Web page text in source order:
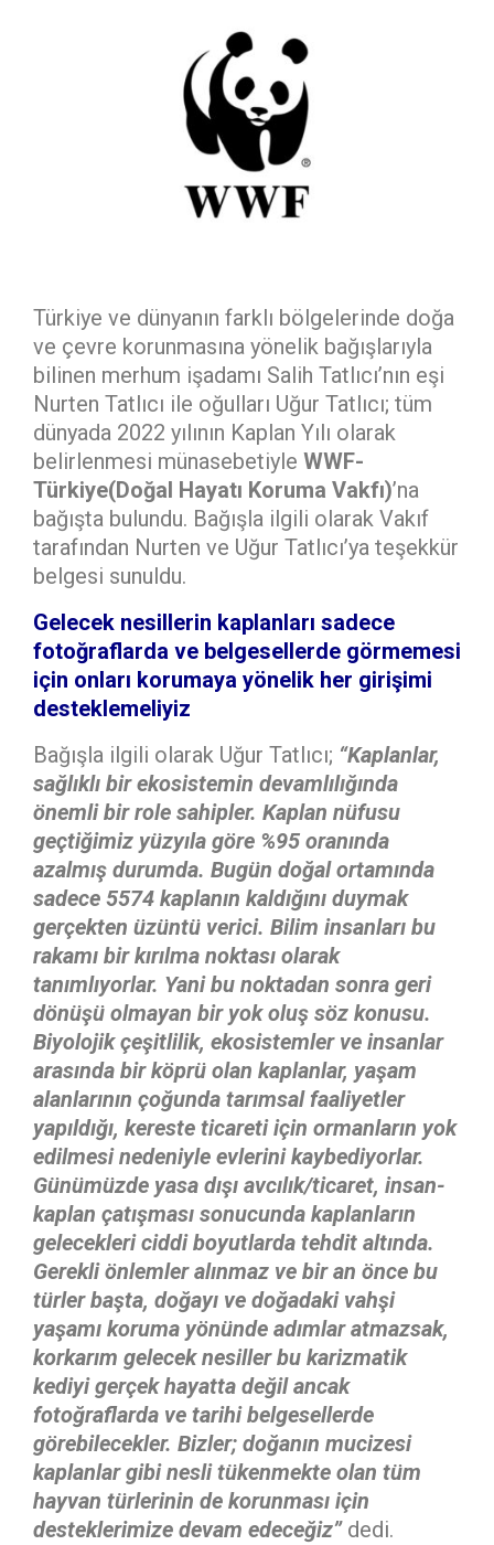
Türkiye ve dünyanın farklı bölgelerinde doğa
ve çevre korunmasına yönelik bağışlarıyla
bilinen merhum işadamı Salih Tatlıcı’nın eşi
Nurten Tatlıcı ile oğulları Uğur Tatlıcı; tüm
dünyada 2022 yılının Kaplan Yılı olarak
belirlenmesi münasebetiyle WWF-
Türkiye(Doğal Hayatı Koruma Vakfı)’na
bağışta bulundu. Bağışla ilgili olarak Vakıf
tarafından Nurten ve Uğur Tatlıcı’ya teşekkür
belgesi sunuldu.
Gelecek nesillerin kaplanları sadece
fotoğraflarda ve belgesellerde görmemesi
için onları korumaya yönelik her girişimi
desteklemeliyiz
Bağışla ilgili olarak Uğur Tatlıcı; “Kaplanlar,
sağlıklı bir ekosistemin devamlılığında
önemli bir role sahipler. Kaplan nüfusu
geçtiğimiz yüzyıla göre %95 oranında
azalmış durumda. Bugün doğal ortamında
sadece 5574 kaplanın kaldığını duymak
gerçekten üzüntü verici. Bilim insanları bu
rakamı bir kırılma noktası olarak
tanımlıyorlar. Yani bu noktadan sonra geri
dönüşü olmayan bir yok oluş söz konusu.
Biyolojik çeşitlilik, ekosistemler ve insanlar
arasında bir köprü olan kaplanlar, yaşam
alanlarının çoğunda tarımsal faaliyetler
yapıldığı, kereste ticareti için ormanların yok
edilmesi nedeniyle evlerini kaybediyorlar.
Günümüzde yasa dışı avcılık/ticaret, insan-
kaplan çatışması sonucunda kaplanların
gelecekleri ciddi boyutlarda tehdit altında.
Gerekli önlemler alınmaz ve bir an önce bu
türler başta, doğayı ve doğadaki vahşi
yaşamı koruma yönünde adımlar atmazsak,
korkarım gelecek nesiller bu karizmatik
kediyi gerçek hayatta değil ancak
fotoğraflarda ve tarihi belgesellerde
görebilecekler. Bizler; doğanın mucizesi
kaplanlar gibi nesli tükenmekte olan tüm
hayvan türlerinin de korunması için
desteklerimize devam edeceğiz” dedi.